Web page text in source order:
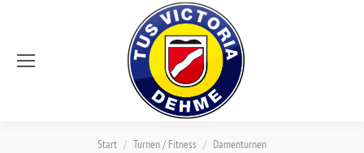
Sie befinden sich hier:
Start Turnen / Fitness Damenturnen